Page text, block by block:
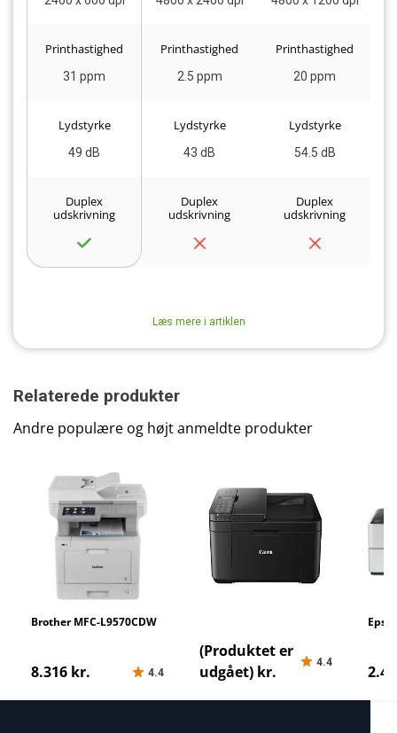
Printhastighed
31 ppm
Printhastighed
2.5 ppm
Printhastighed
20 ppm
Lydstyrke
49 dB
Lydstyrke
43 dB
Lydstyrke
54.5 dB
Duplex
udskrivning
Duplex
udskrivning
Duplex
udskrivning
Læs mere i artiklen
Relaterede produkter
Andre populære og højt anmeldte produkter
Brother MFC-L9570CDW
printere
8.316 kr. 4.4
printer-test-de-bedste-
printere
(Produktet er
udgået) kr.
4.4
de-